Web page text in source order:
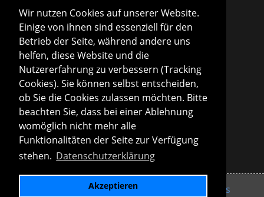
Wir nutzen Cookies auf unserer Website.
Einige von ihnen sind essenziell für den
Betrieb der Seite, während andere uns
helfen, diese Website und die
Nutzererfahrung zu verbessern (Tracking
Cookies). Sie können selbst entscheiden,
ob Sie die Cookies zulassen möchten. Bitte
beachten Sie, dass bei einer Ablehnung
womöglich nicht mehr alle
Funktionalitäten der Seite zur Verfügung
stehen. Datenschutzerklärung
Akzeptieren
Spenden und Beiträge sind mit dem aktuellen
Freistellungsbescheid steuerlich absetzbar.
Sparda-Bank München
IBAN
DE13 7009 0500 0001 2800 15
GENODEF1S04
Infos zu Spenden
Vorstand
Roland Konopac
Erster Vorsitzender des Vorstandes
Martina Lachmuth
Zweite Vorsitzende des Vorstandes
Infos zur Vereinsleitung
Datenschutzerklärung Links